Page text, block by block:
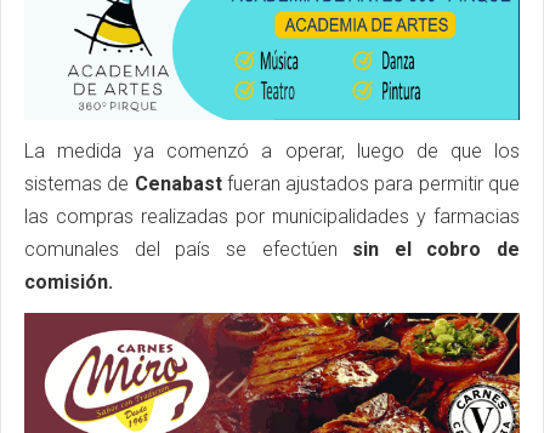
La medida ya comenzó a operar, luego de que los
sistemas de Cenabastfueran ajustados para permitir que
las compras realizadas por municipalidades y farmacias
comunales del país se efectúen sin el cobro de
comisión.